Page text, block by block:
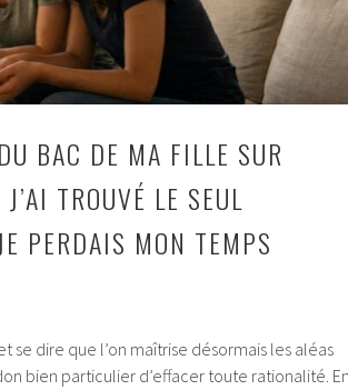
BAC DE MA FILLE SUR
TROUVÉ LE SEUL
PERDAIS MON TEMPS
se dire que l’on maîtrise désormais les aléas
bien particulier d’effacer toute rationalité.